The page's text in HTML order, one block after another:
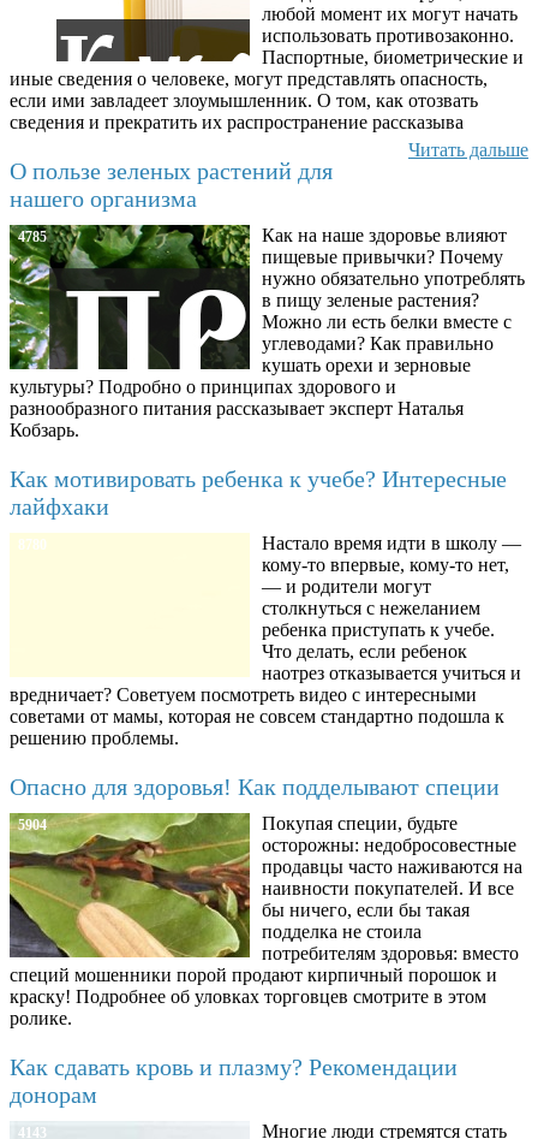
любой момент их могут начать
использовать противозаконно.
Паспортные, биометрические и
иные сведения о человеке, могут представлять опасность,
если ими завладеет злоумышленник. О том, как отозвать
сведения и прекратить их распространение рассказыва
Читать дальше
О пользе зеленых растений для
нашего организма
4785
Как на наше здоровье влияют
пищевые привычки? Почему
нужно обязательно употреблять
в пищу зеленые растения?
Можно ли есть белки вместе с
углеводами? Как правильно
кушать орехи и зерновые
культуры? Подробно о принципах здорового и
разнообразного питания рассказывает эксперт Наталья
Кобзарь.
Как мотивировать ребенка к учебе? Интересные
лайфхаки
8780
Настало время идти в школу —
кому-то впервые, кому-то нет,
— и родители могут
столкнуться с нежеланием
ребенка приступать к учебе.
Что делать, если ребенок
наотрез отказывается учиться и
вредничает? Советуем посмотреть видео с интересными
советами от мамы, которая не совсем стандартно подошла к
решению проблемы.
Опасно для здоровья! Как подделывают специи
5904
Покупая специи, будьте
осторожны: недобросовестные
продавцы часто наживаются на
наивности покупателей. И все
бы ничего, если бы такая
подделка не стоила
потребителям здоровья: вместо
специй мошенники порой продают кирпичный порошок и
краску! Подробнее об уловках торговцев смотрите в этом
ролике.
Как сдавать кровь и плазму? Рекомендации
донорам
4143
Многие люди стремятся стать